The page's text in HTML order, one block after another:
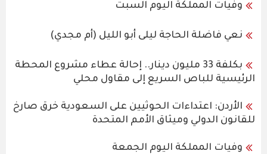
وفيات المملكة اليوم السبت
نعي فاضلة الحاجة ليلى أبو الليل (أم مجدي)
بكلفة 33 مليون دينار.. إحالة عطاء مشروع المحطة
الرئيسية للباص السريع إلى مقاول محلي
الأردن: اعتداءات الحوثيين على السعودية خرق صارخ
للقانون الدولي وميثاق الأمم المتحدة
وفيات المملكة اليوم الجمعة